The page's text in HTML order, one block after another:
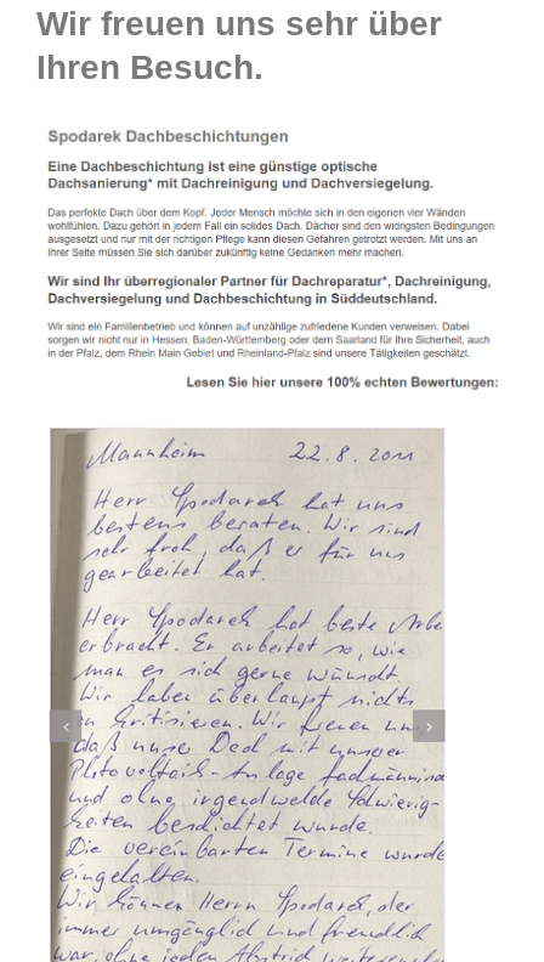
Wir freuen uns sehr über
Ihren Besuch.